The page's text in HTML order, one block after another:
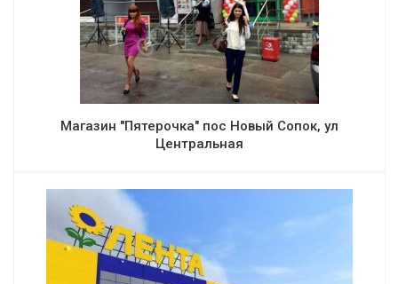
Магазин "Пятерочка" пос Новый Сопок, ул
Центральная